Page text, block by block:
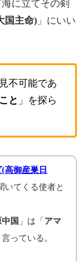
に立てその剣
国主命) 」にいい
不可能であ
と 」を探ら
高御産巣日
いてくる使者と
国 」は「アマ
っている。